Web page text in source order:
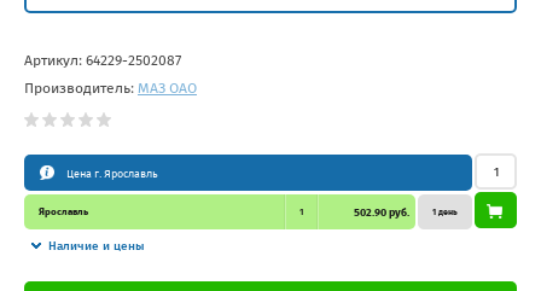
Артикул: 64229-2502087
Производитель: МАЗ ОАО
Цена г. Ярославль
Ярославль 1 502.90 руб.
Наличие и цены
1 день